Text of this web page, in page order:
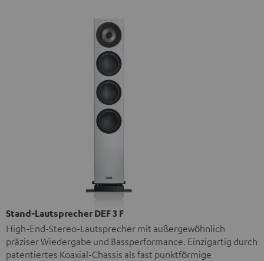
Stand-Lautsprecher DEF 3 F
High-End-Stereo-Lautsprecher mit außergewöhnlich
präziser Wiedergabe und Bassperformance. Einzigartig durch
patentiertes Koaxial-Chassis als fast punktförmige